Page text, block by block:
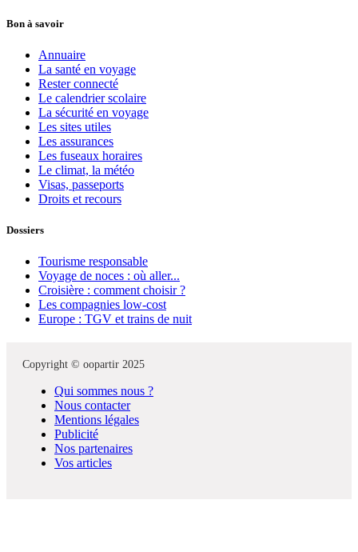
Bon à savoir
Annuaire
La santé en voyage
Rester connecté
Le calendrier scolaire
La sécurité en voyage
Les sites utiles
Les assurances
Les fuseaux horaires
Le climat, la météo
Visas, passeports
Droits et recours
Dossiers
Tourisme responsable
Voyage de noces : où aller...
Croisière : comment choisir ?
Les compagnies low-cost
Europe : TGV et trains de nuit
Copyright © oopartir 2025
Qui sommes nous ?
Nous contacter
Mentions légales
Publicité
Nos partenaires
Vos articles